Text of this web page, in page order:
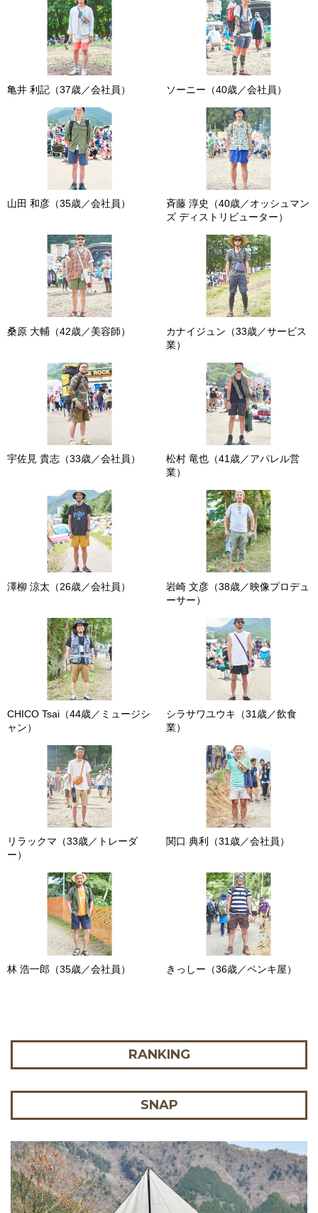
亀井 利記（37歳／会社員） ソーニー（40歳／会社員）
山田 和彦（35歳／会社員）
斉藤 淳史（40歳／オッシュマン
ズ ディストリビューター）
桑原 大輔（42歳／美容師）
カナイジュン（33歳／サービス
業）
宇佐見 貴志（33歳／会社員）
松村 竜也（41歳／アパレル営
業）
澤柳 涼太（26歳／会社員）
岩崎 文彦（38歳／映像プロデュ
ーサー）
CHICO Tsai（44歳／ミュージシ
ャン）
シラサワユウキ（31歳／飲食
業）
リラックマ（33歳／トレーダ
ー）
関口 典利（31歳／会社員）
林 浩一郎（35歳／会社員） きっしー（36歳／ペンキ屋）
RANKING
SNAP